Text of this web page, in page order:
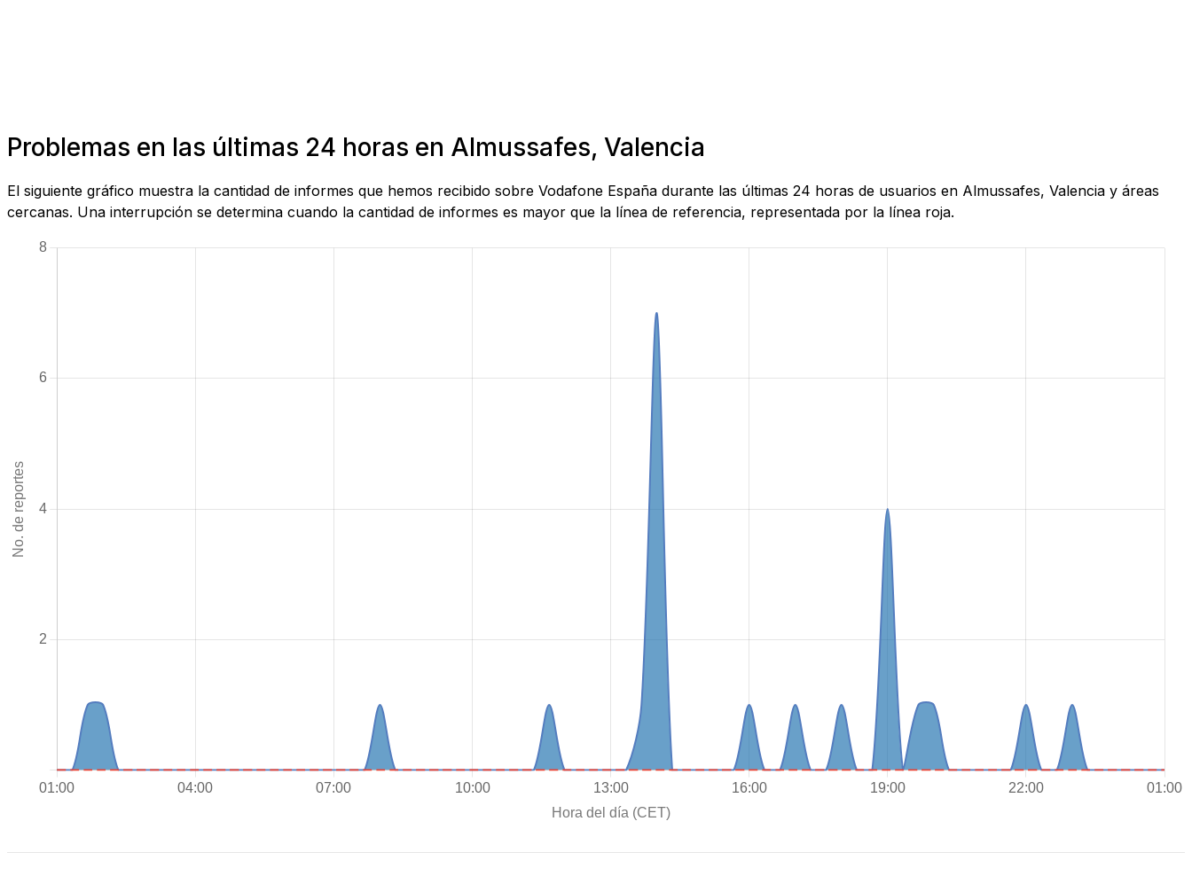
Problemas en las últimas 24 horas en Almussafes, Valencia
El siguiente gráfico muestra la cantidad de informes que hemos recibido sobre Vodafone España durante las últimas 24 horas de usuarios en Almussafes, Valencia y áreas
cercanas. Una interrupción se determina cuando la cantidad de informes es mayor que la línea de referencia, representada por la línea roja.